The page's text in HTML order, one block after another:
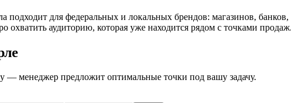
подходит для федеральных и локальных брендов: магазинов,
аудиторию, которая уже находится рядом с точками продаж.
— менеджер предложит оптимальные точки под вашу задачу.